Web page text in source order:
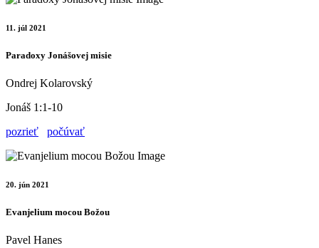
11. júl 2021
Paradoxy Jonášovej misie
Ondrej Kolarovský
Jonáš 1:1-10
pozrieť
počúvať
20. jún 2021
Evanjelium mocou Božou
Pavel Hanes